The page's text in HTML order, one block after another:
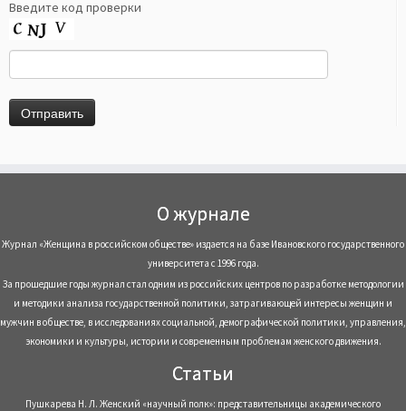
Введите код проверки
О журнале
Журнал «Женщина в российском обществе» издается на базе Ивановского государственного
университета с 1996 года.
За прошедшие годы журнал стал одним из российских центров по разработке методологии
и методики анализа государственной политики, затрагивающей интересы женщин и
мужчин в обществе, в исследованиях социальной, демографической политики, управления,
экономики и культуры, истории и современным проблемам женского движения.
Статьи
Пушкарева Н. Л. Женский «научный полк»: представительницы академического